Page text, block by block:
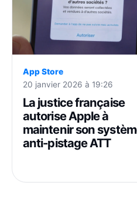
App Store
20 janvier 2026 à 19:26
La justice française
autorise Apple à
maintenir son
anti-pistage ATT